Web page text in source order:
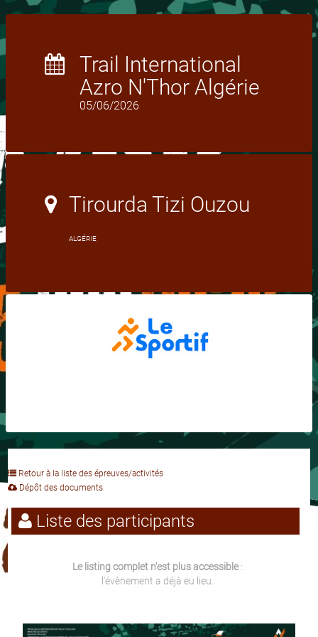
Trail International
Azro N'Thor Algérie
05/06/2026
Tirourda Tizi Ouzou
ALGÉRIE
Retour à la liste des épreuves/activités
Dépôt des documents
Liste des participants
Le listing complet n'est plus accessible:
l'évènement a déjà eu lieu.